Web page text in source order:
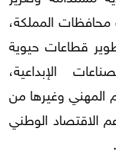
المملكة،
قطاعات حيوية
الإبداعية،
المهني وغيرها من
الاقتصاد الوطني